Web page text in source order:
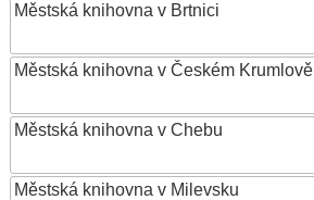
Městská knihovna v Brtnici
Městská knihovna v Českém Krumlově
Městská knihovna v Chebu
Městská knihovna v Milevsku